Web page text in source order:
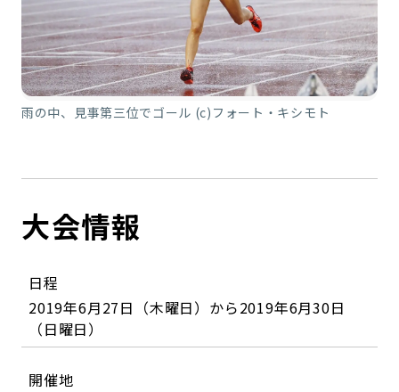
雨の中、見事第三位でゴール (c)フォート・キシモト
大会情報
日程
2019年6月27日（木曜日）から2019年6月30日
（日曜日）
開催地